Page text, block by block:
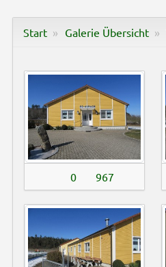
Start Galerie Übersicht
0 967